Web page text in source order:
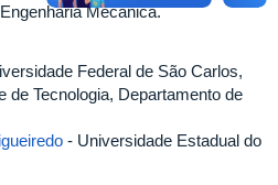
Mecânica.
Federal de São Carlos,
de Tecnologia, Departamento de
- Universidade Estadual do